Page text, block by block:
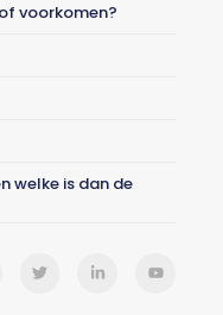
voorkomen?
welke is dan de